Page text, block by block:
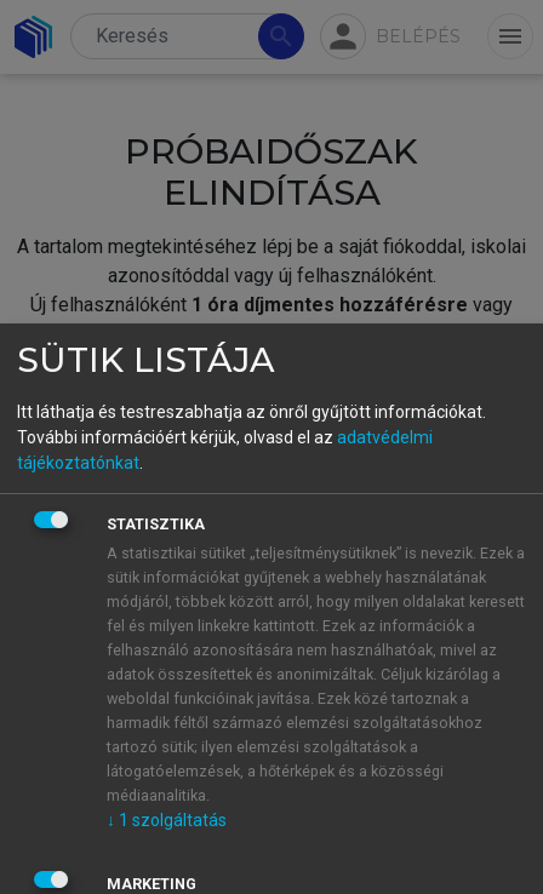
search person BELÉPÉS menu
PRÓBAIDŐSZAK
ELINDÍTÁSA
A tartalom megtekintéséhez lépj be a saját fiókoddal, iskolai
azonosítóddal vagy új felhasználóként.
Új felhasználóként 1 óra díjmentes hozzáférésre vagy
fiókoddal,vagy hozz létre új fiókot.
A regisztráció után apróbaidőszakautomatikusan
BELÉPÉS SAJÁT FIÓKKAL
ÚJ FIÓK LÉTREHOZÁSA
1 óra díjmentes hozzáférés
E-MAIL-CÍM
JELSZÓ
SÜTIK LISTÁJA
Itt láthatja és testreszabhatja az önről gyűjtött információkat.
További információért kérjük, olvasd el az adatvédelmi
tájékoztatónkat
STATISZTIKA
A statisztikai sütiket „teljesítménysütiknek” is nevezik. Ezek a
sütik információkat gyűjtenek a webhely használatának
módjáról, többek között arról, hogy milyen oldalakat keresett
fel és milyen linkekre kattintott. Ezek az információk a
felhasználó azonosítására nem használhatóak, mivel az
adatok összesítettek és anonimizáltak. Céljuk kizárólag a
weboldal funkcióinak javítása. Ezek közé tartoznak a
harmadik féltől származó elemzési szolgáltatásokhoz
tartozó sütik; ilyen elemzési szolgáltatások a
látogatóelemzések, a hőtérképek és a közösségi
médiaanalitika.
↓ 1 szolgáltatás
MARKETING